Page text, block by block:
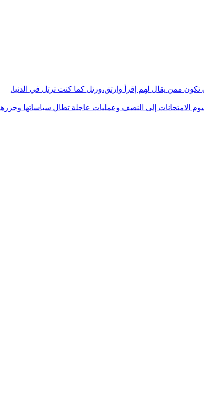
ممن يقال لهم إقرأ وارتق،ورتل كما كنت ترتل في الدنيا.
الامتحانات إلى النصف وعمليات عاجلة تطال سياساتها